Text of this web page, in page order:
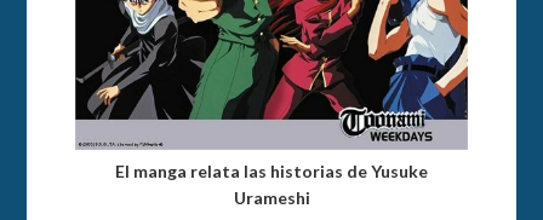
El manga relata las historias de Yusuke
Urameshi